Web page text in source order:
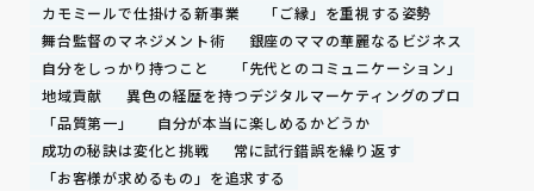
カモミールで仕掛ける新事業
「ご縁」を重視する姿勢
舞台監督のマネジメント術
銀座のママの華麗なるビジネス
自分をしっかり持つこと
「先代とのコミュニケーション」
地域貢献
異色の経歴を持つデジタルマーケティングのプロ
「品質第一」
自分が本当に楽しめるかどうか
成功の秘訣は変化と挑戦
常に試行錯誤を繰り返す
「お客様が求めるもの」を追求する